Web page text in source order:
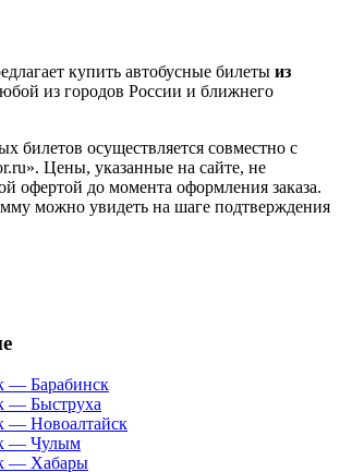
купить автобусные билеты из
из городов России и ближнего
билетов осуществляется совместно с
Цены, указанные на сайте, не
офертой до момента оформления заказа.
можно увидеть на шаге подтверждения
— Барабинск
— Быструха
— Новоалтайск
— Чулым
— Хабары